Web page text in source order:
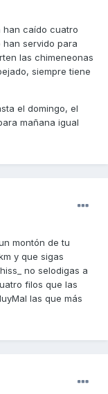
han caído cuatro
servido para
las chimeneonas
siempre tiene
el domingo, el
mañana igual
montón de tu
y que sigas
no selodigas a
filos que las
las que más